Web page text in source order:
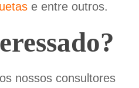
e entre outros.
nossos consultores